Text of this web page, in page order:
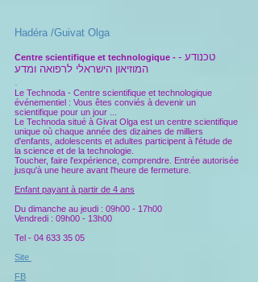
Hadéra /Guivat Olga
Centre scientifique et technologique - טכנודע -
Le Technoda - Centre scientifique et technologique
événementiel : Vous êtes conviés à devenir un
scientifique pour un jour ...
Le Technoda situé à Givat Olga est un centre scientifique
unique où chaque année des dizaines de milliers
d'enfants, adolescents et adultes participent à l'étude de
la science et de la technologie.
Toucher, faire l'expérience, comprendre. Entrée autorisée
jusqu'à une heure avant l'heure de fermeture.
Enfant payant à partir de 4 ans
Du dimanche au jeudi : 09h00 - 17h00
Vendredi : 09h00 - 13h00
Tel - 04 633 35 05
Site
FB